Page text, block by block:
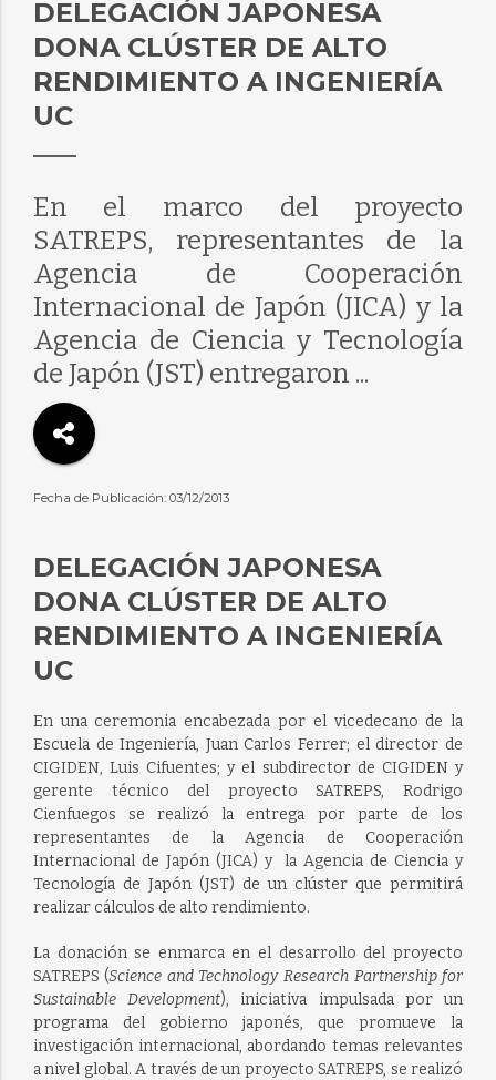
DELEGACIÓN JAPONESA
DONA CLÚSTER DE ALTO
RENDIMIENTO A INGENIERÍA
UC
En el marco del proyecto
SATREPS, representantes de la
Agencia de Cooperación
Internacional de Japón (JICA) y la
Agencia de Ciencia y Tecnología
de Japón (JST) entregaron ...
Fecha de Publicación: 03/12/2013
DELEGACIÓN JAPONESA
DONA CLÚSTER DE ALTO
RENDIMIENTO A INGENIERÍA
UC
En una ceremonia encabezada por el vicedecano de la
Escuela de Ingeniería, Juan Carlos Ferrer; el director de
CIGIDEN, Luis Cifuentes; y el subdirector de CIGIDEN y
gerente técnico del proyecto SATREPS, Rodrigo
Cienfuegos se realizó la entrega por parte de los
representantes de la Agencia de Cooperación
Internacional de Japón (JICA) y la Agencia de Ciencia y
Tecnología de Japón (JST) de un clúster que permitirá
realizar cálculos de alto rendimiento.
La donación se enmarca en el desarrollo del proyecto
SATREPS (Science and Technology Research Partnership for
Sustainable Development), iniciativa impulsada por un
programa del gobierno japonés, que promueve la
investigación internacional, abordando temas relevantes
a nivel global. A través de un proyecto SATREPS, se realizó